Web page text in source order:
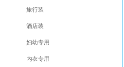
旅行装
酒店装
妇幼专用
内衣专用